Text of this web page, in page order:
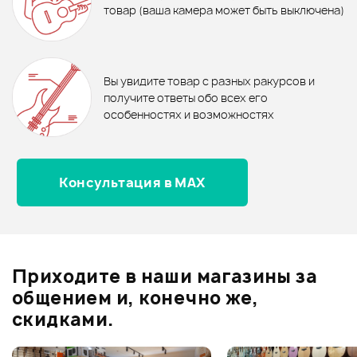
В корзину
Струны GALLI STRINGS
RSB30125
В корзину
Струны Dunlop DBS45130
Отзывы
0.0
Оценка5
Оценка4
Оценка1
товар (ваша камера может быть выключена)
Вы увидите товар с разных ракурсов и
получите ответы обо всех его
особенностях и возможностях
Консультация в MAX
Приходите в наши магазины за
общением и, конечно же,
скидками.